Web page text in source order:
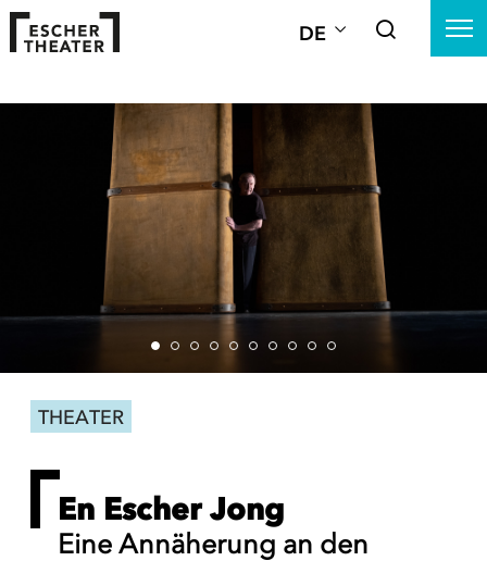
DE
THEATER
En Escher Jong
Eine Annäherung an den